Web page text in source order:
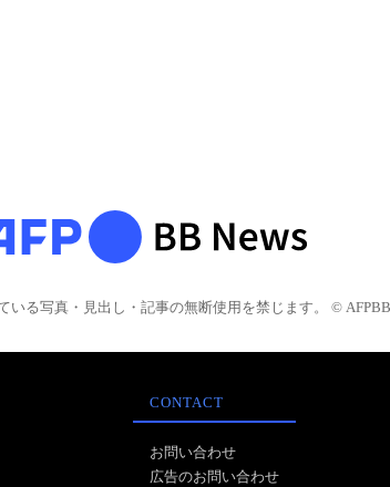
いる写真・見出し・記事の無断使用を禁じます。 © AFPBB
CONTACT
お問い合わせ
広告のお問い合わせ